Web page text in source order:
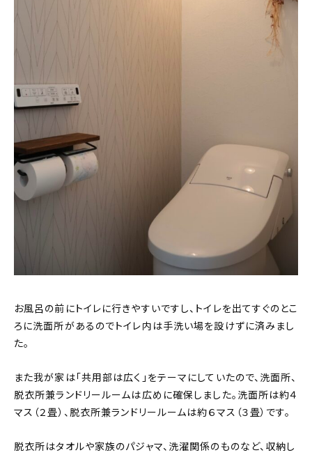
お風呂の前にトイレに行きやすいですし、トイレを出てすぐのとこ
ろに洗面所があるのでトイレ内は手洗い場を設けずに済みまし
た。
また我が家は「共用部は広く」をテーマにしていたので、洗面所、
脱衣所兼ランドリールームは広めに確保しました。洗面所は約４
マス（２畳）、脱衣所兼ランドリールームは約６マス（３畳）です。
脱衣所はタオルや家族のパジャマ、洗濯関係のものなど、収納し